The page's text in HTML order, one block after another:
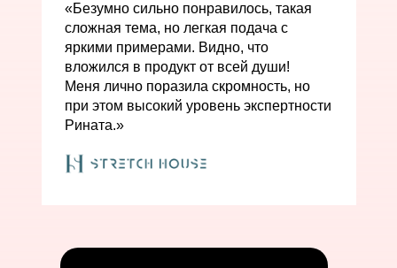
«Безумно сильно понравилось, такая
сложная тема, но легкая подача с
яркими примерами. Видно, что
вложился в продукт от всей души!
Меня лично поразила скромность, но
при этом высокий уровень экспертности
Рината.»